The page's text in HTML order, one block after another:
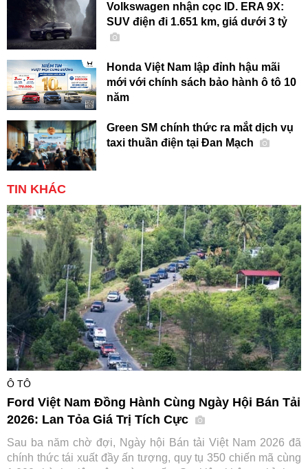
Volkswagen nhận cọc ID. ERA 9X:
SUV điện đi 1.651 km, giá dưới 3 tỷ
Honda Việt Nam lập đỉnh hậu mãi
mới với chính sách bảo hành ô tô 10
năm
Green SM chính thức ra mắt dịch vụ
taxi thuần điện tại Đan Mạch
TIN KHÁC
Ô TÔ
Ford Việt Nam Đồng Hành Cùng Ngày Hội Bán Tải
2026: Lan Tỏa Giá Trị Tích Cực
Sau ba năm chờ đợi, Ngày hội Bán tải Việt Nam 2026 đã
chính thức tái xuất đầy ấn tượng, quy tụ 350 chiến mã cùng